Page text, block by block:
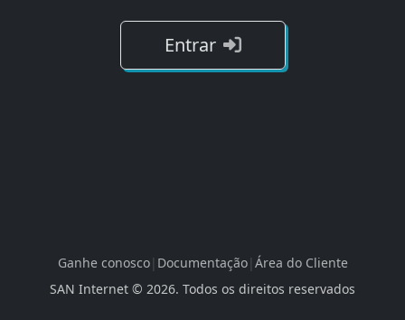
Entrar
Ganhe conosco| Documentação| Área do Cliente
SAN Internet © 2026. Todos os direitos reservados